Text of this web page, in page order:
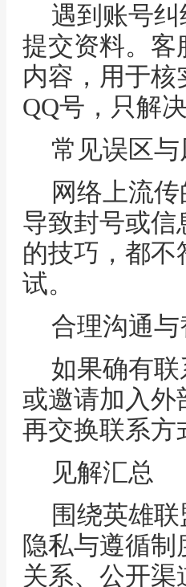
遇到账号
提交资料。客
内容，用于
QQ号，只解
常见误区
网络上流
导致封号或信
的技巧，都
试。
合理沟通
如果确有
或邀请加入外
再交换联系方
见解汇总
围绕英雄
隐私与遵循
关系、公开